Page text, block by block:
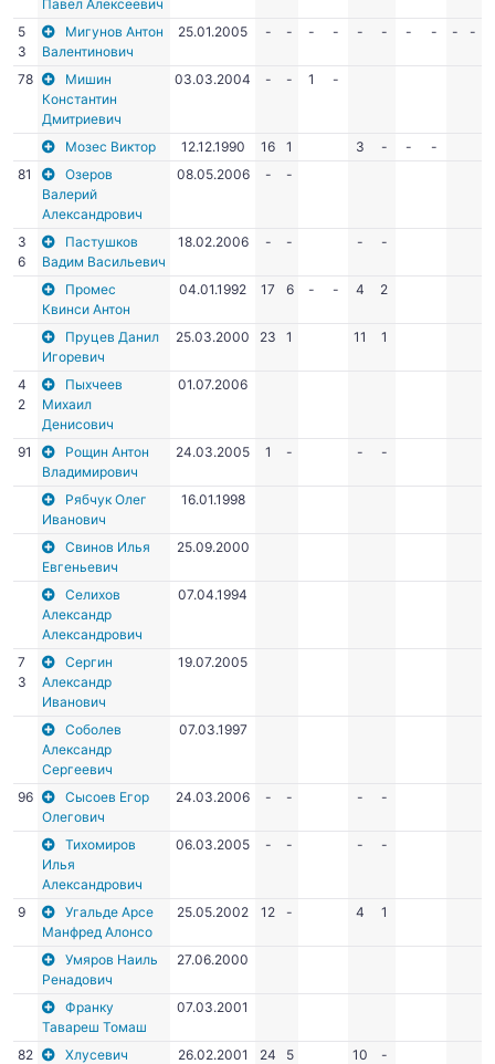
Павел Алексеевич
5
3
Мигунов Антон
Валентинович
25.01.2005 - - - - - - - - - -
78
Мишин
Константин
Дмитриевич
03.03.2004 - - 1 -
Мозес Виктор 12.12.1990 16 1 3 - -
-
81
Озеров
Валерий
Александрович
08.05.2006 - -
3
6
Пастушков
Вадим Васильевич
18.02.2006 - - - -
Промес
Квинси Антон
04.01.1992 17 6 - - 4 2
Пруцев Данил
Игоревич
25.03.2000 23 1 11 1
4
2
Пыхчеев
Михаил
Денисович
01.07.2006
91
Рощин Антон
Владимирович
24.03.2005 1 - - -
Рябчук Олег
Иванович
16.01.1998
Свинов Илья
Евгеньевич
25.09.2000
Селихов
Александр
Александрович
07.04.1994
7
3
Сергин
Александр
Иванович
19.07.2005
Соболев
Александр
Сергеевич
07.03.1997
96
Сысоев Егор
Олегович
24.03.2006 - - - -
Тихомиров
Илья
Александрович
06.03.2005 - - - -
9
Угальде Арсе
Манфред Алонсо
25.05.2002 12 - 4 1
Умяров Наиль
Ренадович
27.06.2000
Франку
Тавареш Томаш
07.03.2001
82
Хлусевич
26.02.2001 24 5 10 -